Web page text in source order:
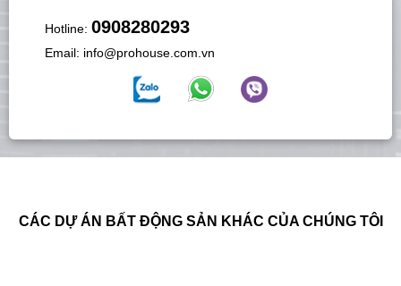
Hotline: 0908280293
Email: info@prohouse.com.vn
CÁC DỰ ÁN BẤT ĐỘNG SẢN KHÁC CỦA CHÚNG TÔI